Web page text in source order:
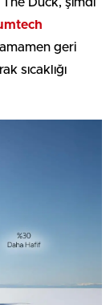
geri
sıcaklığı